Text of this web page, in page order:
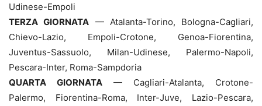
Udinese-Empoli
TERZA GIORNATA — Atalanta-Torino, Bologna-Cagliari,
Chievo-Lazio, Empoli-Crotone, Genoa-Fiorentina,
Juventus-Sassuolo, Milan-Udinese, Palermo-Napoli,
Pescara-Inter, Roma-Sampdoria
QUARTA GIORNATA — Cagliari-Atalanta, Crotone-
Palermo, Fiorentina-Roma, Inter-Juve, Lazio-Pescara,